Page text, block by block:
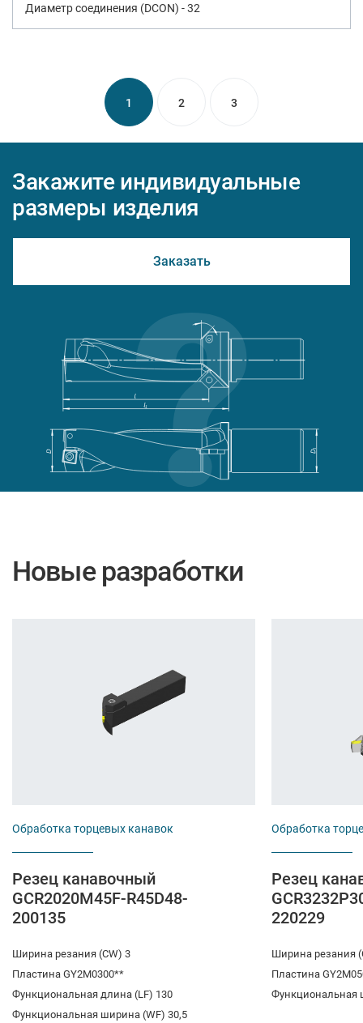
Диаметр соединения (DCON) - 32
1 2 3
Закажите индивидуальные
размеры изделия
Заказать
Новые разработки
Обработка торцевых канавок
Резец канавочный
GCR2020M45F-R45D48-
200135
Ширина резания (CW) 3
Пластина GY2M0300**
Функциональная длина (LF) 130
Функциональная ширина (WF) 30,5
Обработка
Резец
220229
Ширина резания
Пластина
Функциональная